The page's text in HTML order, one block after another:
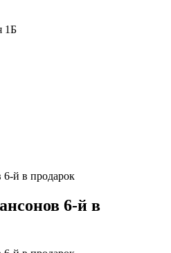
1Б
й в продарок
6-й в